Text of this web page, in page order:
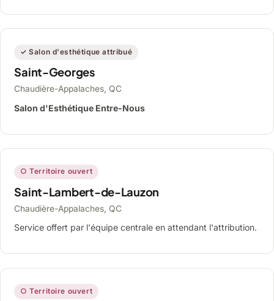
✓ Salon d'esthétique attribué
Saint-Georges
Chaudière-Appalaches, QC
Salon d'Esthétique Entre-Nous
○ Territoire ouvert
Saint-Lambert-de-Lauzon
Chaudière-Appalaches, QC
Service offert par l'équipe centrale en attendant l'attribution.
○ Territoire ouvert